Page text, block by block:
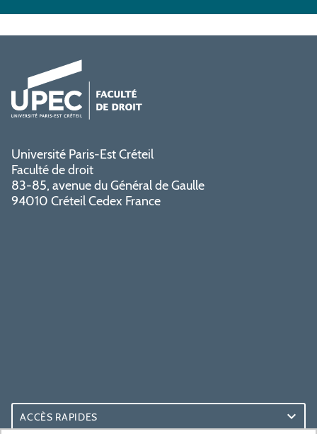
Université Paris-Est Créteil
Faculté de droit
83-85, avenue du Général de Gaulle
94010 Créteil Cedex France
ACCÈS RAPIDES